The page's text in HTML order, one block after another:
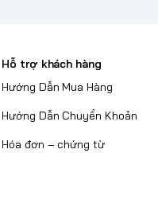
Hỗ trợ khách hàng
Hướng Dẫn Mua Hàng
Hướng Dẫn Chuyển Khoản
Hóa đơn – chứng từ